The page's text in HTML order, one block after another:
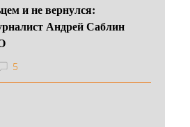
и не вернулся:
Андрей Саблин
5